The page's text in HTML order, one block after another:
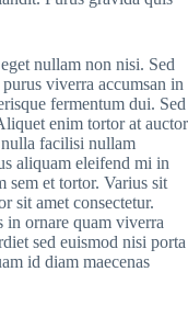
nullam non nisi. Sed
viverra accumsan in
fermentum dui. Sed
enim tortor at auctor
facilisi nullam
aliquam eleifend mi in
sem et tortor. Varius sit
sit amet consectetur.
in ornare quam viverra
sed euismod nisi porta
id diam maecenas